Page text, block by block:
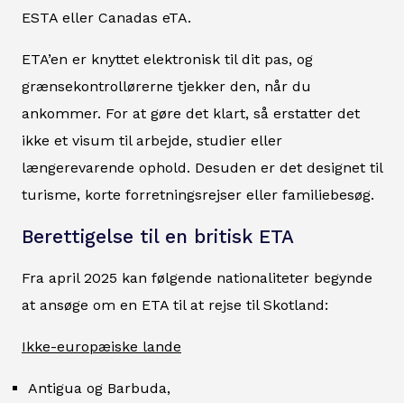
ESTA eller Canadas eTA.
ETA’en er knyttet elektronisk til dit pas, og
grænsekontrollørerne tjekker den, når du
ankommer. For at gøre det klart, så erstatter det
ikke et visum til arbejde, studier eller
længerevarende ophold. Desuden er det designet til
turisme, korte forretningsrejser eller familiebesøg.
Berettigelse til en britisk ETA
Fra april 2025 kan følgende nationaliteter begynde
at ansøge om en ETA til at rejse til Skotland:
Ikke-europæiske lande
Antigua og Barbuda,